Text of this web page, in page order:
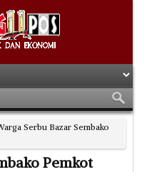
Serbu Bazar Sembako
Pemkot